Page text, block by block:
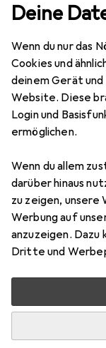
Deine
Wenn du nur das
Cookies und
deinem Gerät
Website. Diese
Login und
ermöglichen.
Wenn du allem
darüber hinaus
zu zeigen,
Werbung auf
anzuzeigen.
Dritte und
Glutz
Glutz
SV 18945
Einsteckschloss
Preis in EUR inkl.
EUR
699,–
Bewertungen
Mehr als 10
Lieferort